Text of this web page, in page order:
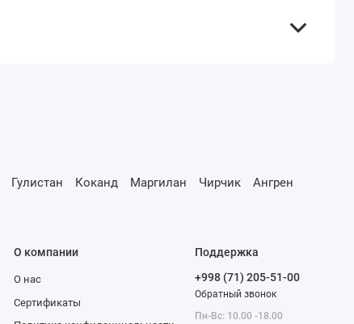
Гулистан Коканд Маргилан Чирчик
Ангрен
О компании
О нас
Сертификаты
Поддержка
+998 (71) 205-51-00
Обратный звонок
Пн-Вс: 10.00 -18.00